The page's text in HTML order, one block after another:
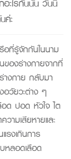
อะไรกันนั้น วันนี้
ค่ะ
อที่รู้จักกันในนาม
ของร่างกายจากที่
างกาย กลับมา
อวัยวะต่าง ๆ
อด ปอด หัวใจ ไต
วามเสียหายและ
รงเกินการ
หลอดเลือด